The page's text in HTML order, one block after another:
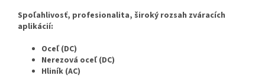
Spoľahlivosť, profesionalita, široký rozsah zváracích
aplikácií:
Oceľ (DC)
Nerezová oceľ (DC)
Hliník (AC)